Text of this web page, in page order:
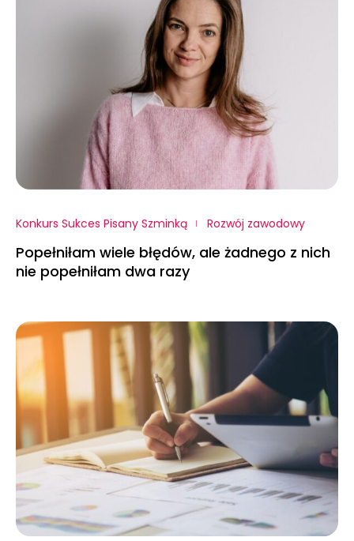
Konkurs Sukces Pisany Szminką Rozwój zawodowy
Popełniłam wiele błędów, ale żadnego z nich
nie popełniłam dwa razy